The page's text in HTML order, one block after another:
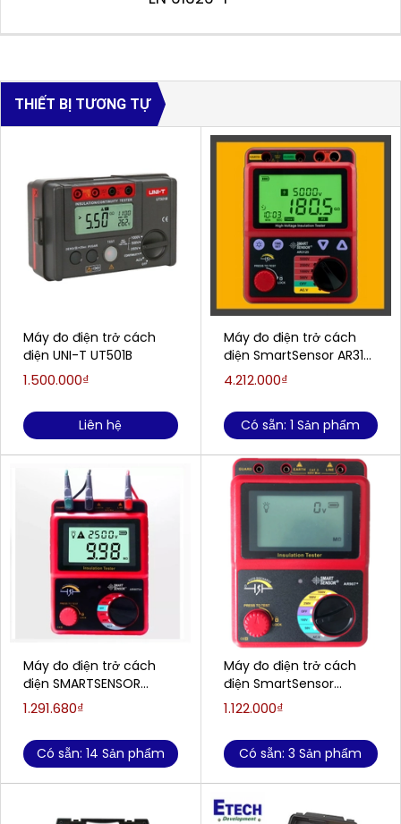
THIẾT BỊ TƯƠNG TỰ
Máy đo điện trở cách
điện UNI-T UT501B
1.500.000₫
Liên hệ
Máy đo điện trở cách
điện SMARTSENSOR
AR907A+ ( 2500V /
1.291.680₫
Có sẵn: 14 Sản phẩm
Máy đo điện trở cách
điện SmartSensor AR3125
(250-5000V, 0 - 1TΩ)
4.212.000₫
Có sẵn: 1 Sản phẩm
Máy đo điện trở cách
điện SmartSensor
AR907+
000V, 0-20GΩ)
1.122.000₫
Có sẵn: 3 Sản phẩm